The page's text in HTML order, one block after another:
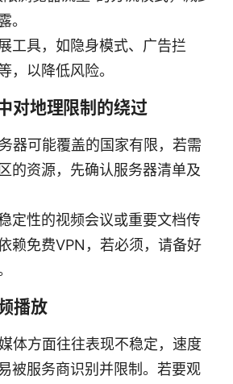
。
工具，如隐身模式、广告拦
，以降低风险。
对地理限制的绕过
器可能覆盖的国家有限，若需
的资源，先确认服务器清单及
定性的视频会议或重要文档传
赖免费VPN，若必须，请备好
播放
体方面往往表现不稳定，速度
被服务商识别并限制。若要观